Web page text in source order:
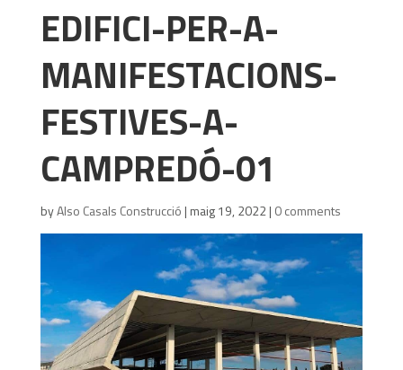
EDIFICI-PER-A-
MANIFESTACIONS-
FESTIVES-A-
CAMPREDÓ-01
byAlso Casals Construcció | maig 19, 2022| 0 comments